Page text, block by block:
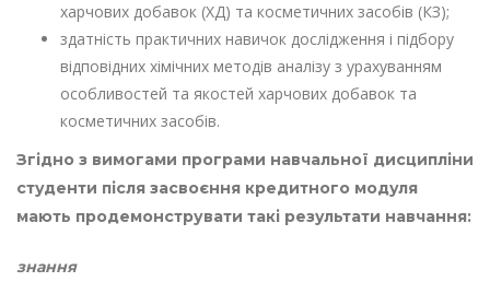
харчових добавок (ХД) та косметичних засобів (КЗ);
здатність практичних навичок дослідження і підбору
відповідних хімічних методів аналізу з урахуванням
особливостей та якостей харчових добавок та
косметичних засобів.
Згідно з вимогами програми навчальної дисципліни
студенти після засвоєння кредитного модуля
мають продемонструвати такі результати навчання:
знання